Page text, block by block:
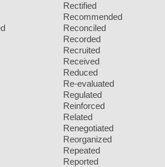
Rectified
Recommended
Reconciled
Recorded
Recruited
Received
Reduced
Re-evaluated
Regulated
Reinforced
Related
Renegotiated
Reorganized
Repeated
Reported